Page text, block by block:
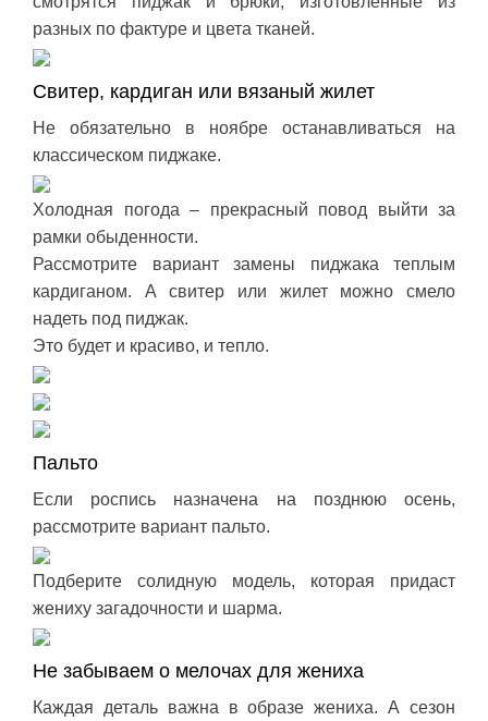
разных по фактуре и цвета тканей.
Свитер, кардиган или вязаный жилет
Не обязательно в ноябре останавливаться на
классическом пиджаке.
Холодная погода – прекрасный повод выйти за
рамки обыденности.
Рассмотрите вариант замены пиджака теплым
кардиганом. А свитер или жилет можно смело
надеть под пиджак.
Это будет и красиво, и тепло.
Пальто
Если роспись назначена на позднюю осень,
рассмотрите вариант пальто.
Подберите солидную модель, которая придаст
жениху загадочности и шарма.
Не забываем о мелочах для жениха
Каждая деталь важна в образе жениха. А сезон